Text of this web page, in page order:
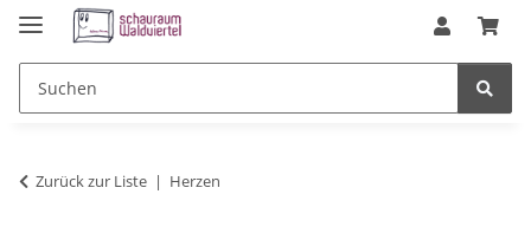
Zurück zur Liste Herzen